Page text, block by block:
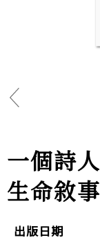
一個詩
生命敘事
出版日期